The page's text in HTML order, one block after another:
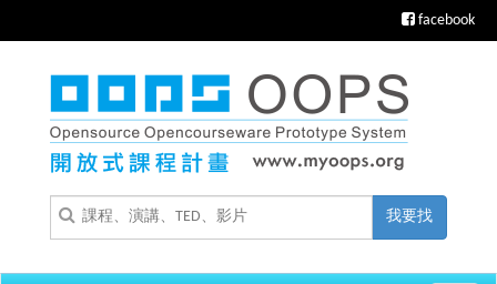
facebook
我要找